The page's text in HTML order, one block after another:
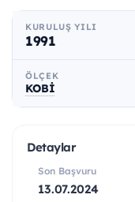
KURULUŞ YILI
1991
ÖLÇEK
KOBİ
Detaylar
Son Başvuru
13.07.2024